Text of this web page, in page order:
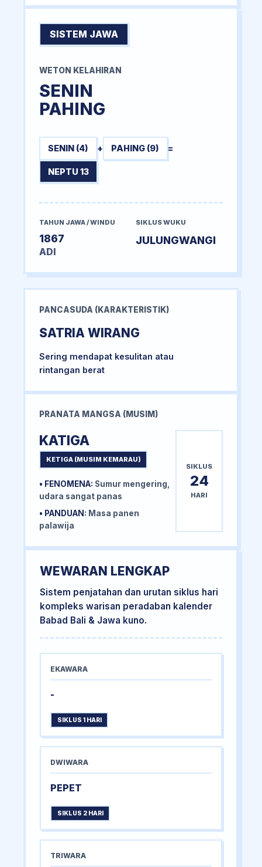
SISTEM JAWA
WETON KELAHIRAN
SENIN
PAHING
SENIN (4) + PAHING (9) =
NEPTU 13
TAHUN JAWA / WINDU
1867
ADI
SIKLUS WUKU
JULUNGWANGI
PANCASUDA (KARAKTERISTIK)
SATRIA WIRANG
Sering mendapat kesulitan atau
rintangan berat
PRANATA MANGSA (MUSIM)
KATIGA
KETIGA (MUSIM KEMARAU)
• FENOMENA: Sumur mengering,
udara sangat panas
• PANDUAN: Masa panen
palawija
SIKLUS
24
HARI
WEWARAN LENGKAP
Sistem penjatahan dan urutan siklus hari
kompleks warisan peradaban kalender
Babad Bali & Jawa kuno.
EKAWARA
-
SIKLUS 1 HARI
DWIWARA
PEPET
SIKLUS 2 HARI
TRIWARA